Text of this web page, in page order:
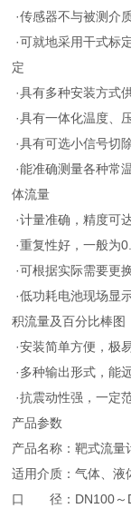
·传感器不与被测介
·可就地采用干式标
定
·具有多种安装方式
·具有一体化温度、
·具有可选小信号切
·能准确测量各种常
体流量
·计量准确，精度可
·重复性好，一般为
·可根据实际需要更
·低功耗电池现场显
积流量及百分比棒图
·安装简单方便，极
·多种输出形式，能
·抗震动性强，一定
产品参数
产品名称：靶式流量
适用介质：气体、液
口 径：DN100～